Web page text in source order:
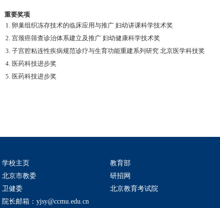
重要奖项
1. 卵巢组织冻存技术的临床应用与推广 妇幼讲课科学技术奖
2. 宫颈癌筛查诊治体系建立及推广 妇幼健康科学技术奖
3. 子宫腔粘连性疾病规范诊疗与生育功能重建系列研究 北京医学科技奖
4. 医药科技进步奖
5. 医药科技进步奖
学校主页
教育部
北京市教委
研招网
卫健委
北京教育考试院
院长邮箱：yjsy@ccmu.edu.cn